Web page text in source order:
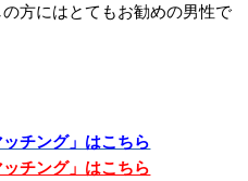
方にはとてもお勧めの男性で
チング」はこちら
チング」はこちら